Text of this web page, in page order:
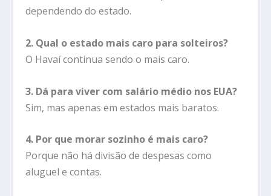
dependendo do estado.
2. Qual o estado mais caro para solteiros?
O Havaí continua sendo o mais caro.
3. Dá para viver com salário médio nos EUA?
Sim, mas apenas em estados mais baratos.
4. Por que morar sozinho é mais caro?
Porque não há divisão de despesas como
aluguel e contas.